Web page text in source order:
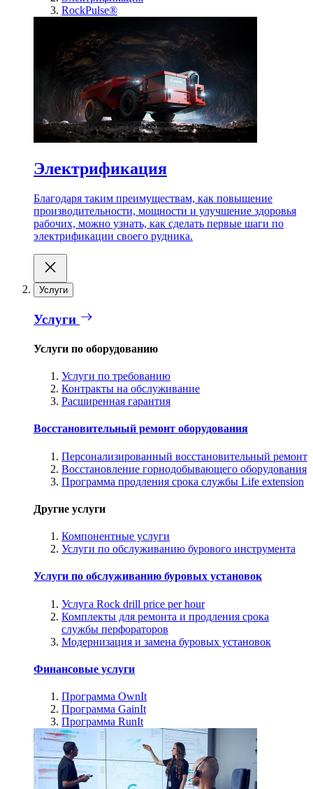
RockPulse®
Электрификация
Благодаря таким преимуществам, как повышение
производительности, мощности и улучшение здоровья
рабочих, можно узнать, как сделать первые шаги по
электрификации своего рудника.
Услуги
Услуги
Услуги по оборудованию
Услуги по требованию
Контракты на обслуживание
Расширенная гарантия
Восстановительный ремонт оборудования
Персонализированный восстановительный ремонт
Восстановление горнодобывающего оборудования
Программа продления срока службы Life extension
Другие услуги
Компонентные услуги
Услуги по обслуживанию бурового инструмента
Услуги по обслуживанию буровых установок
Услуга Rock drill price per hour
Комплекты для ремонта и продления срока
службы перфораторов
Модернизация и замена буровых установок
Финансовые услуги
Программа OwnIt
Программа GainIt
Программа RunIt